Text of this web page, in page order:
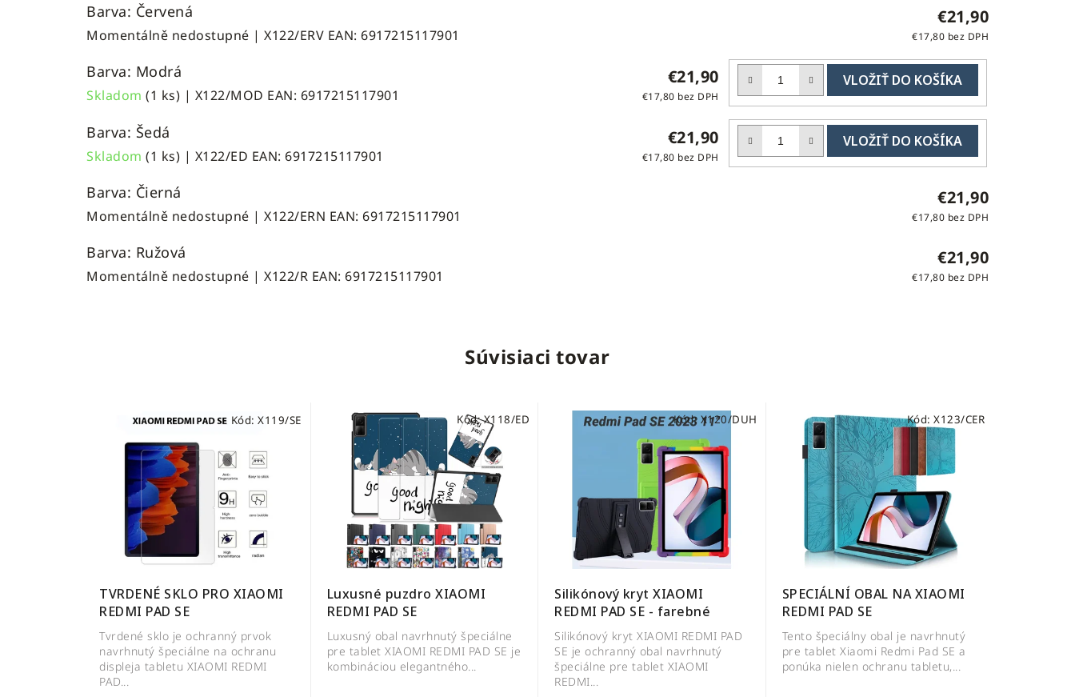
Barva: Červená
Momentálně nedostupné | X122/ERV EAN: 6917215117901
€21,90
€17,80 bez DPH
Barva: Modrá
Skladom (1 ks) | X122/MOD EAN: 6917215117901
€21,90
€17,80 bez DPH
DO
KOŠÍKA
Barva: Šedá
Skladom (1 ks) | X122/ED EAN: 6917215117901
€21,90
€17,80 bez DPH
DO
KOŠÍKA
Barva: Čierná
Momentálně nedostupné | X122/ERN EAN: 6917215117901
€21,90
€17,80 bez DPH
Barva: Ružová
Momentálně nedostupné | X122/R EAN: 6917215117901
€21,90
€17,80 bez DPH
Súvisiaci tovar
TVRDENÉ SKLO PRO XIAOMI
REDMI PAD SE
Tvrdené sklo je ochranný prvok
navrhnutý špeciálne na ochranu
displeja tabletu XIAOMI REDMI
PAD...
Kód: X119/SE
Luxusné puzdro XIAOMI
REDMI PAD SE
Luxusný obal navrhnutý špeciálne
pre tablet XIAOMI REDMI PAD SE je
kombináciou elegantného...
Kód:X118/ED
Silikónový kryt XIAOMI
REDMI PAD SE - farebné
Silikónový kryt XIAOMI REDMI PAD
SE je ochranný obal navrhnutý
špeciálne pre tablet XIAOMI
REDMI...
Kód: X120/DUH
SPECIÁLNÍ OBAL NA XIAOMI
REDMI PAD SE
Tento špeciálny obal je navrhnutý
pre tablet Xiaomi Redmi Pad SE a
ponúka nielen ochranu tabletu,...
Kód: X123/CER